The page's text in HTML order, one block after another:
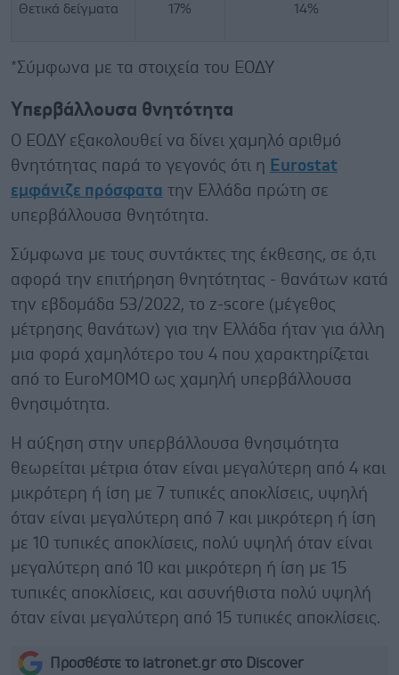
Θετικά δείγματα 17% 14%
*Σύμφωνα με τα στοιχεία του ΕΟΔΥ
Υπερβάλλουσα θνητότητα
Ο ΕΟΔΥ εξακολουθεί να δίνει χαμηλό αριθμό
θνητότητας παρά το γεγονός ότι η Εurostat
εμφάνιζε πρόσφατα την Ελλάδα πρώτη σε
υπερβάλλουσα θνητότητα.
Σύμφωνα με τους συντάκτες της έκθεσης, σε ό,τι
αφορά την επιτήρηση θνητότητας - θανάτων κατά
την εβδομάδα 53/2022, το z-score (μέγεθος
μέτρησης θανάτων) για την Ελλάδα ήταν για άλλη
μια φορά χαμηλότερο του 4 που χαρακτηρίζεται
από το EuroMOMO ως χαμηλή υπερβάλλουσα
θνησιμότητα.
Η αύξηση στην υπερβάλλουσα θνησιμότητα
θεωρείται μέτρια όταν είναι μεγαλύτερη από 4 και
μικρότερη ή ίση με 7 τυπικές αποκλίσεις, υψηλή
όταν είναι μεγαλύτερη από 7 και μικρότερη ή ίση
με 10 τυπικές αποκλίσεις, πολύ υψηλή όταν είναι
μεγαλύτερη από 10 και μικρότερη ή ίση με 15
τυπικές αποκλίσεις, και ασυνήθιστα πολύ υψηλή
όταν είναι μεγαλύτερη από 15 τυπικές αποκλίσεις.
Προσθέστε το iatronet.gr στο Discover